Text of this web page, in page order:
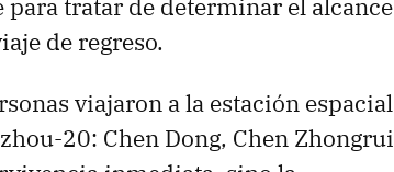
tratar de determinar el alcance
de regreso.
viajaron a la estación espacial
20: Chen Dong, Chen Zhongrui